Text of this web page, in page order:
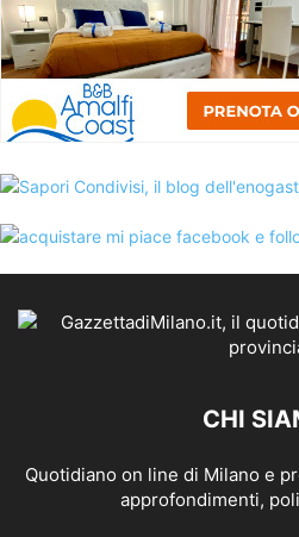
CHI
Quotidiano on line di Milano e
approfondimenti,